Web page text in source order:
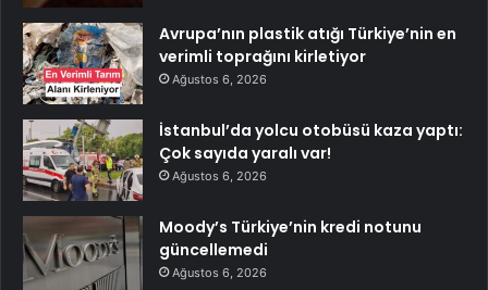
Avrupa’nın plastik atığı Türkiye’nin en
verimli toprağını kirletiyor
Ağustos 6, 2026
İstanbul’da yolcu otobüsü kaza yaptı:
Çok sayıda yaralı var!
Ağustos 6, 2026
Moody’s Türkiye’nin kredi notunu
güncellemedi
Ağustos 6, 2026